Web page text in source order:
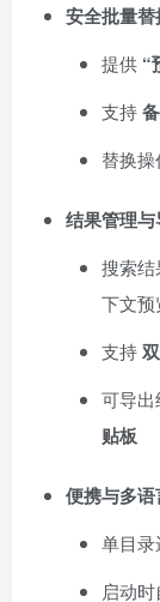
安全批量替
提供 “
支持
替换
结果管理与
搜索结
下文预
支持
可导出
贴板
便携与多
单目录
启动